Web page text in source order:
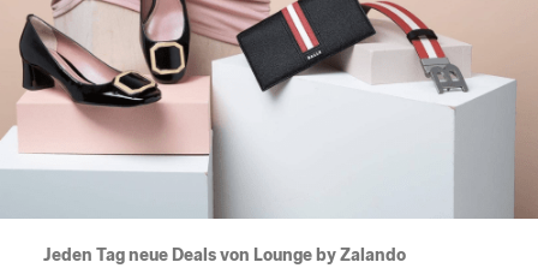
Jeden Tag neue Deals von Lounge by Zalando